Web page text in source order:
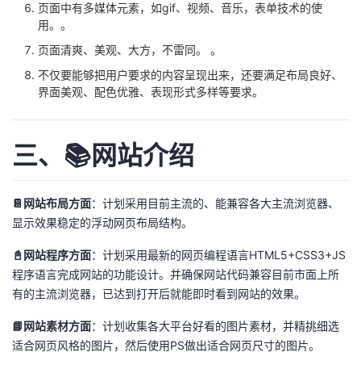
页面中有多媒体元素，如gif、视频、音乐，表单技术的使
用。。
页面清爽、美观、大方，不雷同。 。
不仅要能够把用户要求的内容呈现出来，还要满足布局良好、
界面美观、配色优雅、表现形式多样等要求。
三、📚网站介绍
📔网站布局方面：计划采用目前主流的、能兼容各大主流浏览器、
显示效果稳定的浮动网页布局结构。
📓网站程序方面：计划采用最新的网页编程语言HTML5+CSS3+JS
程序语言完成网站的功能设计。并确保网站代码兼容目前市面上所
有的主流浏览器，已达到打开后就能即时看到网站的效果。
📘网站素材方面：计划收集各大平台好看的图片素材，并精挑细选
适合网页风格的图片，然后使用PS做出适合网页尺寸的图片。